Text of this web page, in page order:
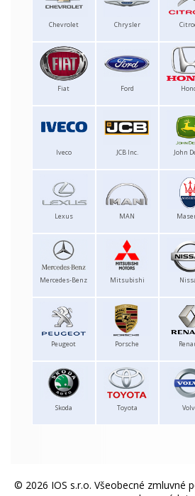
Chevrolet Chrysler
Fiat Ford
Iveco JCB Inc. John
Lexus MAN
Mercedes-Benz Mitsubishi
Peugeot Porsche
Skoda Toyota
© 2026 IOS s.r.o. Všeobecné zmluvné